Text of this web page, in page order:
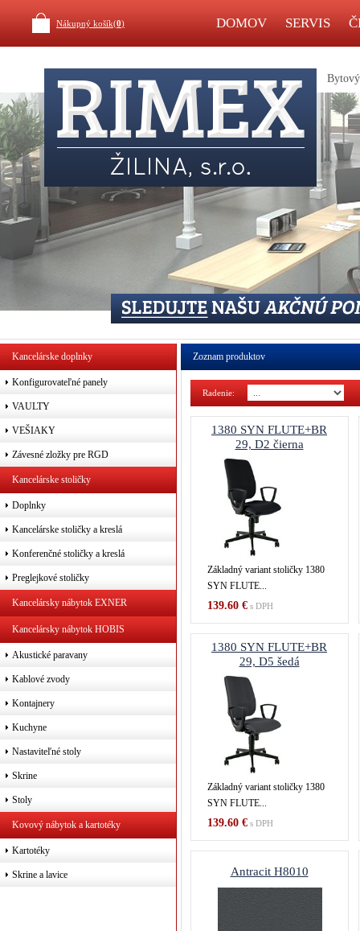
Nákupný košík(0) DOMOV SERVIS
Bytový
Kancelárske doplnky
Konfigurovateľné panely
VAULTY
VEŠIAKY
Závesné zložky pre RGD
Kancelárske stoličky
Doplnky
Kancelárske stoličky a kreslá
Konferenčné stoličky a kreslá
Preglejkové stoličky
Kancelársky nábytok EXNER
Kancelársky nábytok HOBIS
Akustické paravany
Kablové zvody
Kontajnery
Kuchyne
Nastaviteľné stoly
Skrine
Stoly
Kovový nábytok a kartotéky
Kartotéky
Skrine a lavice
Zoznam produktov
Radenie:
1380 SYN FLUTE+BR
29, D2 čierna
Základný variant stoličky 1380
SYN FLUTE...
139.60 €s DPH
1380 SYN FLUTE+BR
29, D5 šedá
Základný variant stoličky 1380
SYN FLUTE...
139.60 €s DPH
Antracit H8010